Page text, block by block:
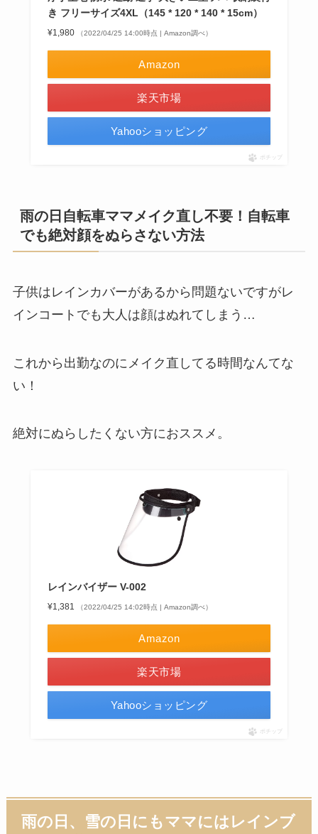
き フリーサイズ4XL（145 * 120 * 140 * 15cm）
¥1,980 （2022/04/25 14:00時点 | Amazon調べ）
Amazon
楽天市場
Yahooショッピング
ポチップ
雨の日自転車ママメイク直し不要！自転車
でも絶対顔をぬらさない方法
子供はレインカバーがあるから問題ないですがレ
インコートでも大人は顔はぬれてしまう…
これから出勤なのにメイク直してる時間なんてな
い！
絶対にぬらしたくない方におススメ。
レインバイザー V-002
¥1,381 （2022/04/25 14:02時点 | Amazon調べ）
Amazon
楽天市場
Yahooショッピング
ポチップ
雨の日、雪の日にもママにはレインブ